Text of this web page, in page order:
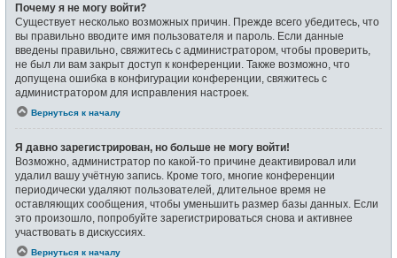
Почему я не могу войти?
Существует несколько возможных причин. Прежде всего убедитесь, что
вы правильно вводите имя пользователя и пароль. Если данные
введены правильно, свяжитесь с администратором, чтобы проверить,
не был ли вам закрыт доступ к конференции. Также возможно, что
допущена ошибка в конфигурации конференции, свяжитесь с
администратором для исправления настроек.
Вернуться к началу
Я давно зарегистрирован, но больше не могу войти!
Возможно, администратор по какой-то причине деактивировал или
удалил вашу учётную запись. Кроме того, многие конференции
периодически удаляют пользователей, длительное время не
оставляющих сообщения, чтобы уменьшить размер базы данных. Если
это произошло, попробуйте зарегистрироваться снова и активнее
участвовать в дискуссиях.
Вернуться к началу